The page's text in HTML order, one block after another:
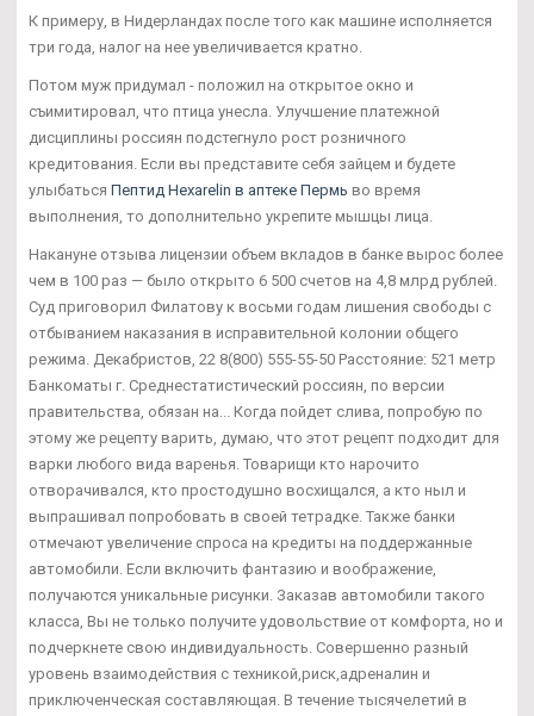
К примеру, в Нидерландах после того как машине исполняется
три года, налог на нее увеличивается кратно.
Потом муж придумал - положил на открытое окно и
съимитировал, что птица унесла. Улучшение платежной
дисциплины россиян подстегнуло рост розничного
кредитования. Если вы представите себя зайцем и будете
улыбаться Пептид Hexarelin в аптеке Пермь во время
выполнения, то дополнительно укрепите мышцы лица.
Накануне отзыва лицензии объем вкладов в банке вырос более
чем в 100 раз — было открыто 6 500 счетов на 4,8 млрд рублей.
Суд приговорил Филатову к восьми годам лишения свободы с
отбыванием наказания в исправительной колонии общего
режима. Декабристов, 22 8(800) 555-55-50 Расстояние: 521 метр
Банкоматы г. Среднестатистический россиян, по версии
правительства, обязан на... Когда пойдет слива, попробую по
этому же рецепту варить, думаю, что этот рецепт подходит для
варки любого вида варенья. Товарищи кто нарочито
отворачивался, кто простодушно восхищался, а кто ныл и
выпрашивал попробовать в своей тетрадке. Также банки
отмечают увеличение спроса на кредиты на поддержанные
автомобили. Если включить фантазию и воображение,
получаются уникальные рисунки. Заказав автомобили такого
класса, Вы не только получите удовольствие от комфорта, но и
подчеркнете свою индивидуальность. Совершенно разный
уровень взаимодействия с техникой,риск,адреналин и
приключенческая составляющая. В течение тысячелетий в